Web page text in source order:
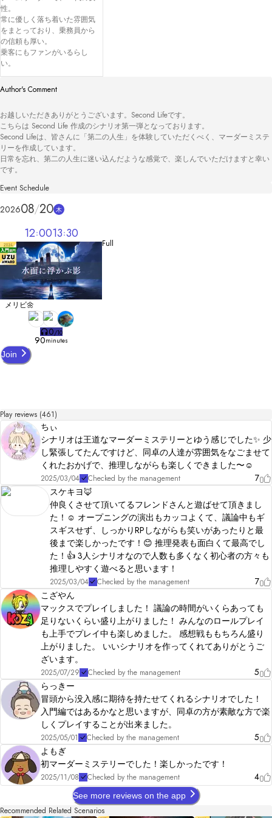
性。
常に優しく落ち着いた雰囲気
をまとっており、乗務員から
の信頼も厚い。
乗客にもファンがいるらし
い。
Author's Comment
お越しいただきありがとうございます。Second Lifeです。
こちらは Second Life 作成のシナリオ第一弾となっております。
Second Lifeは、皆さんに「第二の人生」を体験していただくべく、マーダーミステ
リーを作成しています。
日常を忘れ、第二の人生に迷い込んだような感覚で、楽しんでいただけますと幸い
です。
Event Schedule
202608 20 木
Full
12 0013 30
メリビ🌼
0/10
90minutes
Join
Play reviews (461)
ちぃ
シナリオは王道なマーダーミステリーとゆう感じでした✨️ 少
し緊張してたんですけど、同卓の人達が雰囲気をなごませて
くれたおかげで、推理しながらも楽しくできました〜☺️
2025/03/04 Checked by the management
7
スケキヨ🦊
仲良くさせて頂いてるフレンドさんと遊ばせて頂きまし
た！☺️ オープニングの演出もカッコよくて、議論中もギ
スギスせず、しっかりRPしながらも笑いがあったりと最
後まで楽しかったです！😊 推理発表も面白くて最高でし
た！👍 3人シナリオなので人数も多くなく初心者の方々も
推理しやすく遊べると思います！
2025/03/04 Checked by the management
7
こざやん
マックスでプレイしました！ 議論の時間がいくらあっても
足りないくらい盛り上がりました！ みんなのロールプレイ
も上手でプレイ中も楽しめました。 感想戦ももちろん盛り
上がりました。 いいシナリオを作ってくれてありがとうご
ざいます。
2025/07/29 Checked by the management
5
らっきー
冒頭から没入感に期待を持たせてくれるシナリオでした！
入門編ではあるかなと思いますが、同卓の方が素敵な方で楽
しくプレイすることが出来ました。
2025/05/01 Checked by the management
5
よもぎ
初マーダーミステリーでした！楽しかったです！
2025/11/08 Checked by the management 4
See more reviews on the app
Recommended Related Scenarios